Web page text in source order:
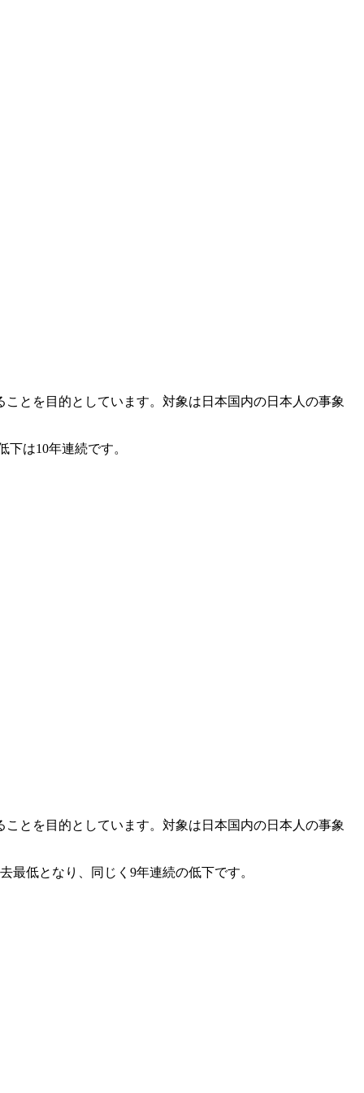
とを目的としています。対象は日本国内の日本人の事象
は10年連続です。
とを目的としています。対象は日本国内の日本人の事象
最低となり、同じく9年連続の低下です。